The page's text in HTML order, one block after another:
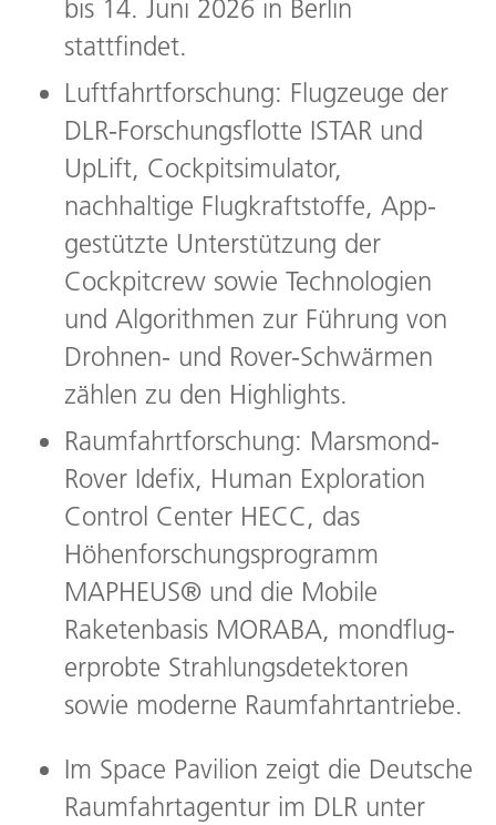
bis 14. Juni 2026 in Berlin
stattfindet.
Luftfahrtforschung: Flugzeuge der
DLR-Forschungsflotte ISTAR und
UpLift, Cockpitsimulator,
nachhaltige Flugkraftstoffe, App-
gestützte Unterstützung der
Cockpitcrew sowie Technologien
und Algorithmen zur Führung von
Drohnen- und Rover-Schwärmen
zählen zu den Highlights.
Raumfahrtforschung: Marsmond-
Rover Idefix, Human Exploration
Control Center HECC, das
Höhenforschungsprogramm
MAPHEUS® und die Mobile
Raketenbasis MORABA, mondflug-
erprobte Strahlungsdetektoren
sowie moderne Raumfahrtantriebe.
Im Space Pavilion zeigt die Deutsche
Raumfahrtagentur im DLR unter